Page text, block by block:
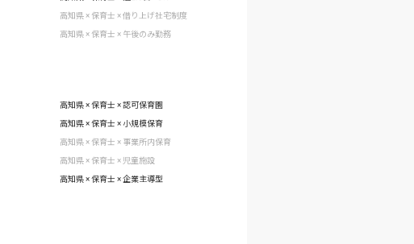
高知県 × 保育士 × 借り上げ社宅制度
高知県 × 保育士 × 午後のみ勤務
高知県 × 保育士 × 認可保育園
高知県 × 保育士 × 小規模保育
高知県 × 保育士 × 事業所内保育
高知県 × 保育士 × 児童施設
高知県 × 保育士 × 企業主導型